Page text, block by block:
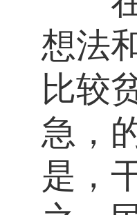
想法
比较
急，
是，